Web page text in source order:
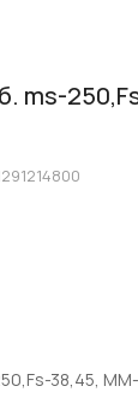
ms-
38,45,